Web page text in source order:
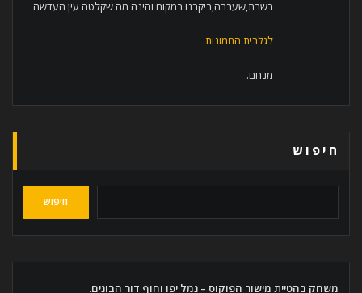
בשבת,שעברה,ביקרנו במקום והינה מה שקלטה עין העדשה.
לגלרית התמונות.
מנחם.
חיפוש
חיפוש
משחק בהטיית מישור הפוקוס – נמל יפו וחוף דור הבונים.